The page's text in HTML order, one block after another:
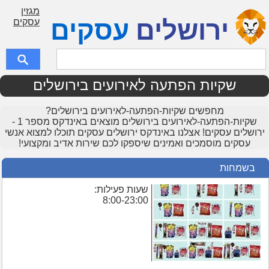
ירושלים עסקים
מגזין
עסקים
שקיות הפתעה לאירועים בירושלים
מחפשים שקיות-הפתעה-לאירועים בירושלים?
שקיות-הפתעה-לאירועים בירושלים מוצאים באינדקס מספר 1 -
ירושלים עסקים! אצלנו באינדקס ירושלים עסקים תוכלו למצוא אנשי
עסקים מוסמכים ואמינים שיספקו לכם שירות אדיב ומקצועי!
בשמחות
שעות פעילות:
8:00-23:00